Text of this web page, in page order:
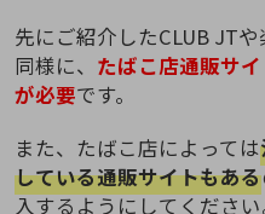
先にご紹介したCLUB JT
同様に、 たばこ店通販サ
が必要です。
また、たばこ店によっては
している通販サイトもある
入するようにしてください